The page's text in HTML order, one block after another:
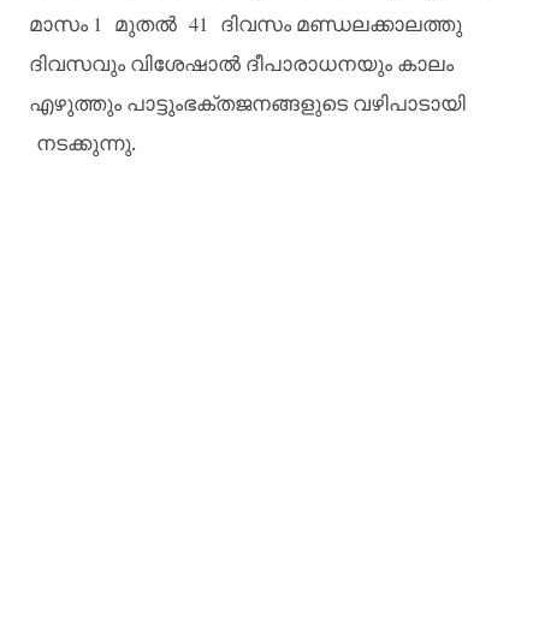
മാസം 1 മുതൽ 41 ദിവസം മണ്ഡലക്കാലത്തു
ദിവസവും വിശേഷാൽ ദീപാരാധനയും കാലം
എഴുത്തും പാട്ടുംഭക്തജനങ്ങളുടെ വഴിപാടായി
നടക്കുന്നു.